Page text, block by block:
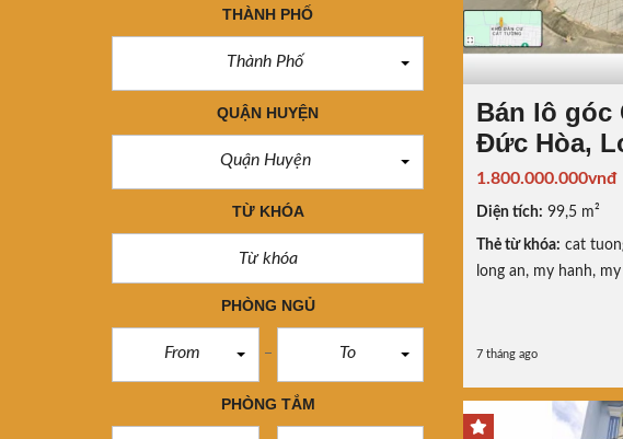
THÀNH PHỐ
Thành Phố
QUẬN HUYỆN
Quận Huyện
TỪ KHÓA
PHÒNG NGỦ
From To
PHÒNG TẮM
Bán lô góc
Đức Hòa,
1.800.000.000vnđ
Diện tích: 99,5 m²
Thẻ từ khóa: cat
long an, my hanh,
7 tháng ago